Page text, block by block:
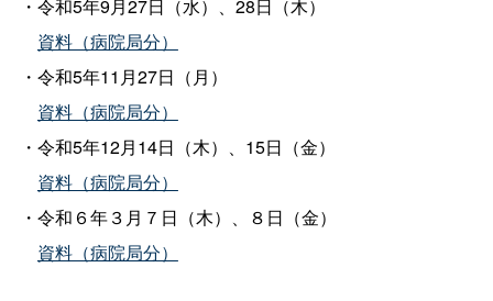
・令和5年9月27日（水）、28日（木）
資料（病院局分）
・令和5年11月27日（月）
資料（病院局分）
・令和5年12月14日（木）、15日（金）
資料（病院局分）
・令和６年３月７日（木）、８日（金）
資料（病院局分）